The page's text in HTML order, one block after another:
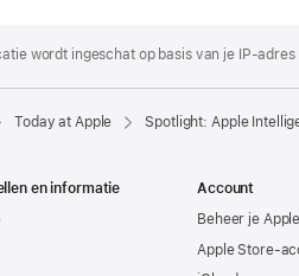
wordt ingeschat op basis van je IP-
Today at Apple Spotlight: Apple
en informatie
Account
Beheer je
Apple Store-